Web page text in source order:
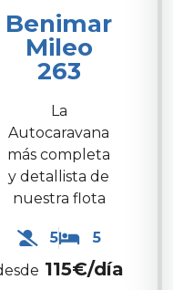
Benimar
Mileo
263
La
Autocaravana
más completa
y detallista de
nuestra flota
5
5
115€/día